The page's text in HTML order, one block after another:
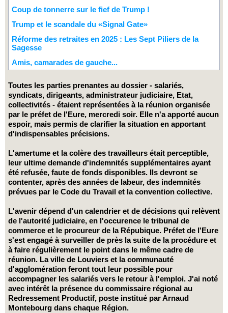
Coup de tonnerre sur le fief de Trump !
Trump et le scandale du «Signal Gate»
Réforme des retraites en 2025 : Les Sept Piliers de la
Sagesse
Amis, camarades de gauche...
Toutes les parties prenantes au dossier - salariés,
syndicats, dirigeants, administrateur judiciaire, Etat,
collectivités - étaient représentées à la réunion organisée
par le préfet de l'Eure, mercredi soir. Elle n'a apporté aucun
espoir, mais permis de clarifier la situation en apportant
d'indispensables précisions.
L'amertume et la colère des travailleurs était perceptible,
leur ultime demande d'indemnités supplémentaires ayant
été refusée, faute de fonds disponibles. Ils devront se
contenter, après des années de labeur, des indemnités
prévues par le Code du Travail et la convention collective.
L'avenir dépend d'un calendrier et de décisions qui relèvent
de l'autorité judiciaire, en l'occurence le tribunal de
commerce et le procureur de la Répubique. Préfet de l'Eure
s'est engagé à surveiller de près la suite de la procédure et
à faire régulièrement le point dans le même cadre de
réunion. La ville de Louviers et la communauté
d'agglomération feront tout leur possible pour
accompagner les salariés vers le retour à l'emploi. J'ai noté
avec intérêt la présence du commissaire régional au
Redressement Productif, poste institué par Arnaud
Montebourg dans chaque Région.